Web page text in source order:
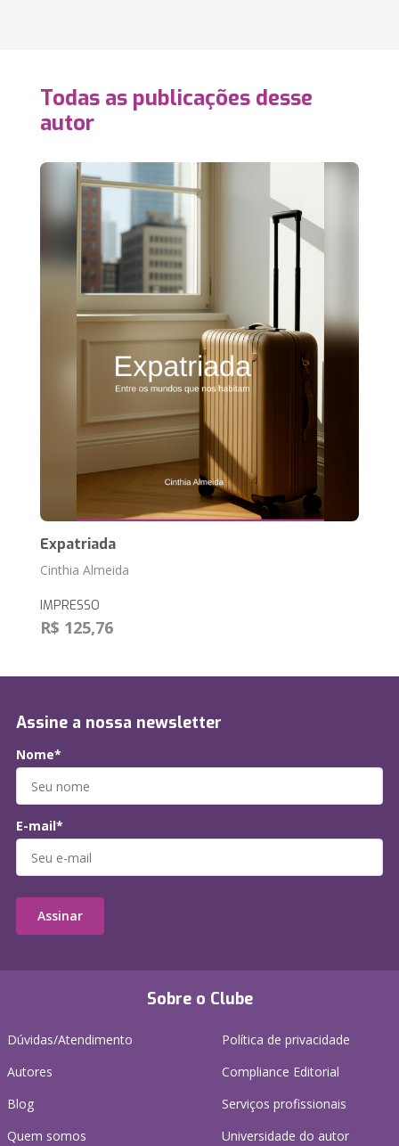
Todas as publicações desse
autor
Expatriada
Cinthia Almeida
IMPRESSO
R$ 125,76
Sobre o Clube
Dúvidas/Atendimento
Autores
Blog
Quem somos
Política de privacidade
Compliance Editorial
Serviços profissionais
Universidade do autor
Assine a nossa newsletter
Nome*
E-mail*
Assinar